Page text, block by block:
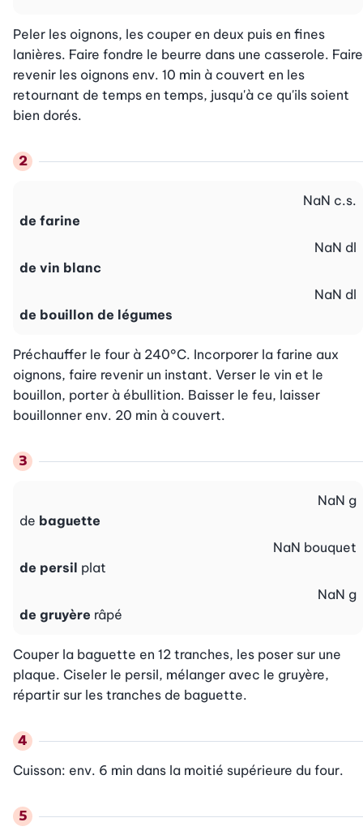
Peler les oignons, les couper en deux puis en fines
lanières. Faire fondre le beurre dans une casserole. Faire
revenir les oignons env. 10 min à couvert en les
retournant de temps en temps, jusqu'à ce qu'ils soient
bien dorés.
de farine
NaN c.s.
de vin blanc
NaN dl
de bouillon de légumes
NaN dl
Préchauffer le four à 240°C. Incorporer la farine aux
oignons, faire revenir un instant. Verser le vin et le
bouillon, porter à ébullition. Baisser le feu, laisser
bouillonner env. 20 min à couvert.
de baguette
NaN g
de persil plat
NaN bouquet
de gruyère râpé
NaN g
Couper la baguette en 12 tranches, les poser sur une
plaque. Ciseler le persil, mélanger avec le gruyère,
Cuisson: env. 6 min dans la moitié supérieure du four.